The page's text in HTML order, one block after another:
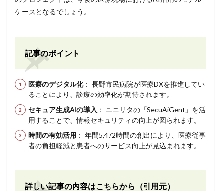
ケースとなるでしょう。
記事のポイント
医療のデジタル化： 長野市民病院が医療DXを推進してい
ることにより、診療の効率化が期待されます。
セキュア生成AIの導入 ： ユニリタの「SecuAiGent」を活
用することで、情報セキュリティの向上が図られます。
時間の有効活用 ： 年間5,472時間の創出により、医療従事
者の負担軽減と患者へのサービス向上が見込まれます。
詳しい記事の内容はこちらから（引用元）